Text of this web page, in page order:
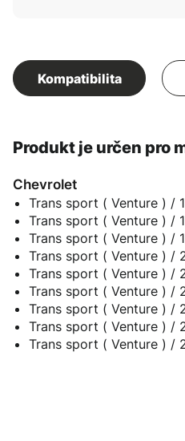
Kompatibilita
Produkt je určen pro
Chevrolet
Trans sport ( Venture ) /
Trans sport ( Venture ) /
Trans sport ( Venture ) /
Trans sport ( Venture ) /
Trans sport ( Venture ) /
Trans sport ( Venture ) /
Trans sport ( Venture ) /
Trans sport ( Venture ) /
Trans sport ( Venture ) /